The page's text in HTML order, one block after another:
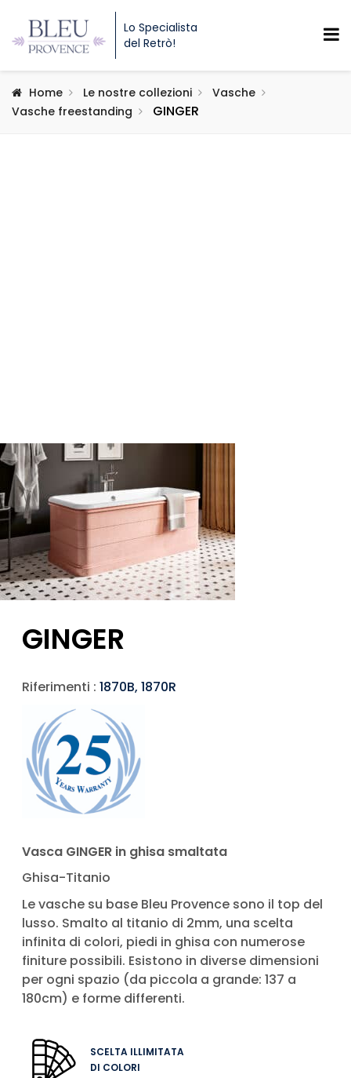
Lo Specialista
del Retrò!
Home Le nostre collezioni
Vasche
Vasche freestanding
GINGER
GINGER
Riferimenti : 1870B, 1870R
Vasca GINGER in ghisa smaltata
Ghisa-Titanio
Le vasche su base Bleu Provence sono il top del
lusso. Smalto al titanio di 2mm, una scelta
infinita di colori, piedi in ghisa con numerose
finiture possibili. Esistono in diverse dimensioni
per ogni spazio (da piccola a grande: 137 a
180cm) e forme differenti.
SCELTA ILLIMITATA
DI COLORI